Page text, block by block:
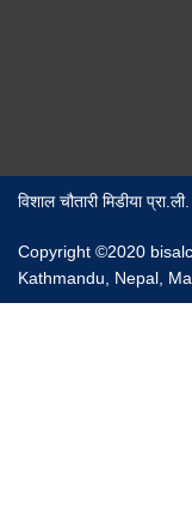
विशाल चौतारी मिडीया
Copyright ©2020
Kathmandu, Nepal,